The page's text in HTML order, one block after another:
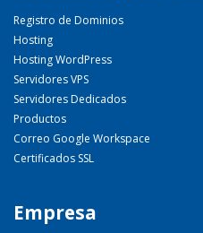
Registro de Dominios
Hosting
Hosting WordPress
Servidores VPS
Servidores Dedicados
Productos
Correo Google Workspace
Certificados SSL
Empresa